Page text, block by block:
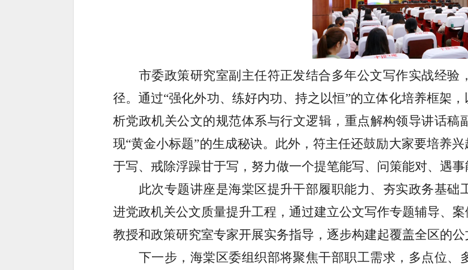
市委政策研究室副主任符正发结合多年公文写作实战经验
径。通过“强化外功、练好内功、持之以恒”的立体化培养框架
析党政机关公文的规范体系与行文逻辑，重点解构领导讲话稿
现“黄金小标题”的生成秘诀。此外，符主任还鼓励大家要培养
于写、戒除浮躁甘于写，努力做一个提笔能写、问策能对、遇事
此次专题讲座是海棠区提升干部履职能力、夯实政务基础
进党政机关公文质量提升工程，通过建立公文写作专题辅导、
教授和政策研究室专家开展实务指导，逐步构建起覆盖全区的公
下一步，海棠区委组织部将聚焦干部职工需求，多点位